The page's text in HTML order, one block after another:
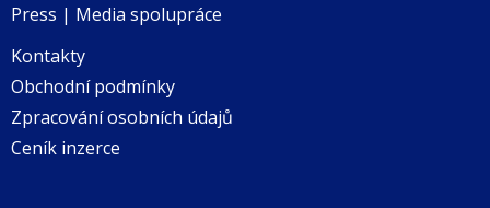
Press | Media spolupráce
Kontakty
Obchodní podmínky
Zpracování osobních údajů
Ceník inzerce